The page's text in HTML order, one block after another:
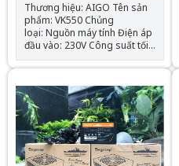
Thương hiệu: AIGO Tên sản
phẩm: VK550 Chủng
loại: Nguồn máy tính Điện áp
đầu vào: 230V Công suất tối
đa: 500Wh Quạt: 120mm Kích
thước (CxRxD): 150mm x
140mm x 85mm Chiều dài
nguồn tối đa: 150mm Số
lượng cable kết nối: 1 x ATX
24-PIN (20+4) 1 x CPU 8-PIN
(4+4) 1 x PCIe 6+2 Pins 3 x
SATA (3 SATA) 3 x PERIPHERAL
(4-PIN)